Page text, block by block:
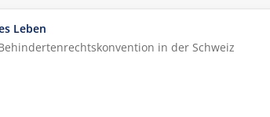
Leben
in der Schweiz